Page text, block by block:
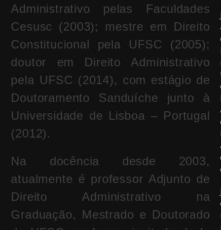
Administrativo pelas Faculdades
Cesusc (2003); mestre em Direito
Constitucional pela UFSC (2005);
doutor em Direito Administrativo
pela UFSC (2014), com estágio de
Doutoramento Sanduíche junto à
Universidade de Lisboa – Portugal
(2012).
Na docência desde 2003,
atualmente é professor Adjunto de
Direito Administrativo na
Graduação, Mestrado e Doutorado